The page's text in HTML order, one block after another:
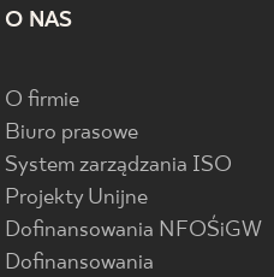
O NAS
O firmie
Biuro prasowe
System zarządzania ISO
Projekty Unijne
Dofinansowania NFOŚiGW
Dofinansowania